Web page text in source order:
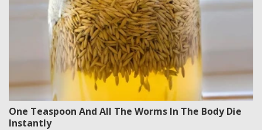
One Teaspoon And All The Worms In The Body Die
Instantly